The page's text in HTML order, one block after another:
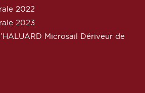
2022
2023
Microsail Dériveur de